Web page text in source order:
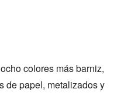
colores más barniz,
de papel, metalizados y